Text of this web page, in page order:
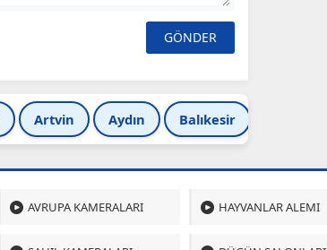
Artvin Aydın Balıkesir
AVRUPA KAMERALARI HAYVANLAR ALEMI